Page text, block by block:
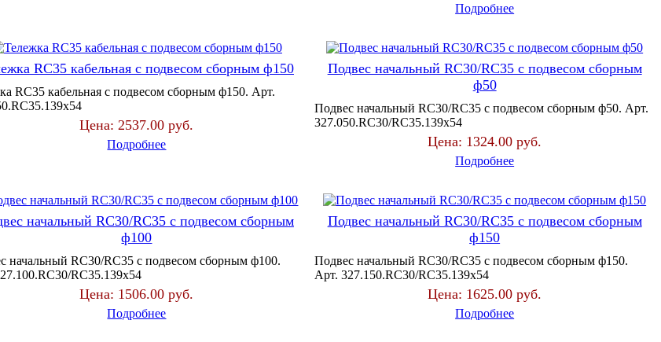
Подробнее
RC35 кабельная с подвесом сборным ф150
RC35 кабельная с подвесом сборным ф150. Арт.
Цена:2537.00 руб.
Подробнее
Подвес начальный RC30/RC35 с подвесом сборным
ф50
Подвес начальный RC30/RC35 с подвесом сборным ф50. Арт.
327.050.RC30/RC35.139х54
Цена: 1324.00 руб.
Подробнее
начальный RC30/RC35 с подвесом сборным
ф100
начальный RC30/RC35 с подвесом сборным ф100.
RC35.139х54
Цена: 1506.00 руб.
Подробнее
Подвес начальный RC30/RC35 с подвесом сборным
ф150
Подвес начальный RC30/RC35 с подвесом сборным ф150.
Арт. 327.150.RC30/RC35.139х54
Цена: 1625.00 руб.
Подробнее